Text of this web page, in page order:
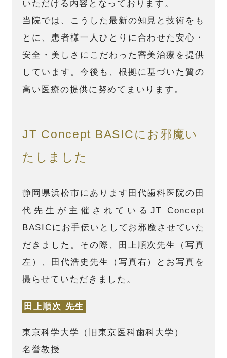
いただける内容となっております。
当院では、こうした最新の知見と技術をも
とに、患者様一人ひとりに合わせた安心・
安全・美しさにこだわった審美治療を提供
しています。今後も、根拠に基づいた質の
高い医療の提供に努めてまいります。
JT Concept BASICにお邪魔い
たしました
静岡県浜松市にあります田代歯科医院の田
代先生が主催されているJT Concept
BASICにお手伝いとしてお邪魔させていた
だきました。その際、田上順次先生（写真
左）、田代浩史先生（写真右）とお写真を
撮らせていただきました。
田上順次 先生
東京科学大学（旧東京医科歯科大学）
名誉教授